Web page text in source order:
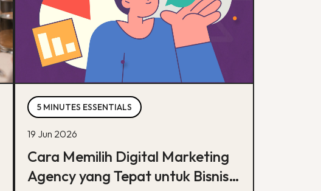
5 MINUTES ESSENTIALS
19 Jun 2026
Cara Memilih Digital Marketing
Agency yang Tepat untuk Bisnis